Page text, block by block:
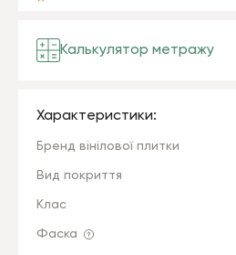
Калькулятор метражу
Характеристики:
Бренд вінілової плитки
Вид покриття
Клас
Фаска